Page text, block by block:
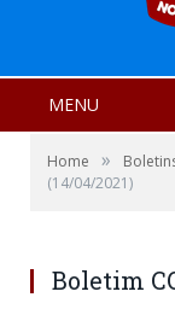
MENU
Home »
(14/04/2021)
Boletim